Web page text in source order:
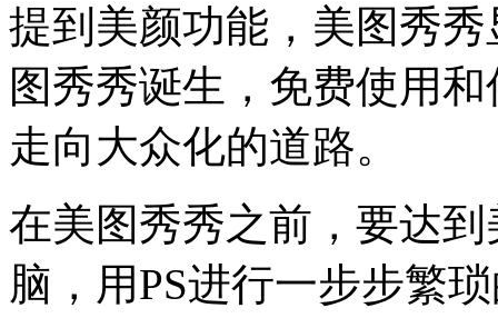
提到美颜功能，美图秀
图秀秀诞生，免费使用
走向大众化的道路。
在美图秀秀之前，要达
脑，用PS进行一步步繁